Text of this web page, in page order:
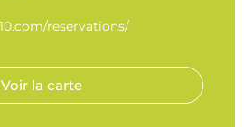
reservations/
Voir la carte